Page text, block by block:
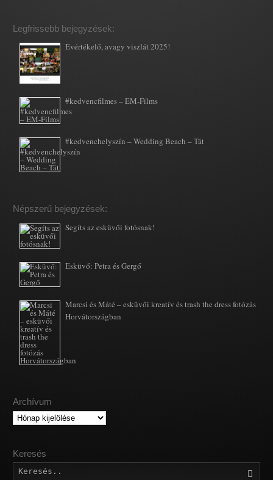
Legfrissebb bejegyzések:
Évértékelő, avagy viszlát 2025!
#kedvencfilmes – EM-Films
#kedvenchelyszín – Wedding Beach – Tát
Népszerű bejegyzések:
Segíts az esküvői fotósnak!
Esküvő: Petra és Gergő
Marcsi és Máté – esküvői kreatív és trash the dress fotózás
Horvátországban
Archívum
Archívum
Keresés